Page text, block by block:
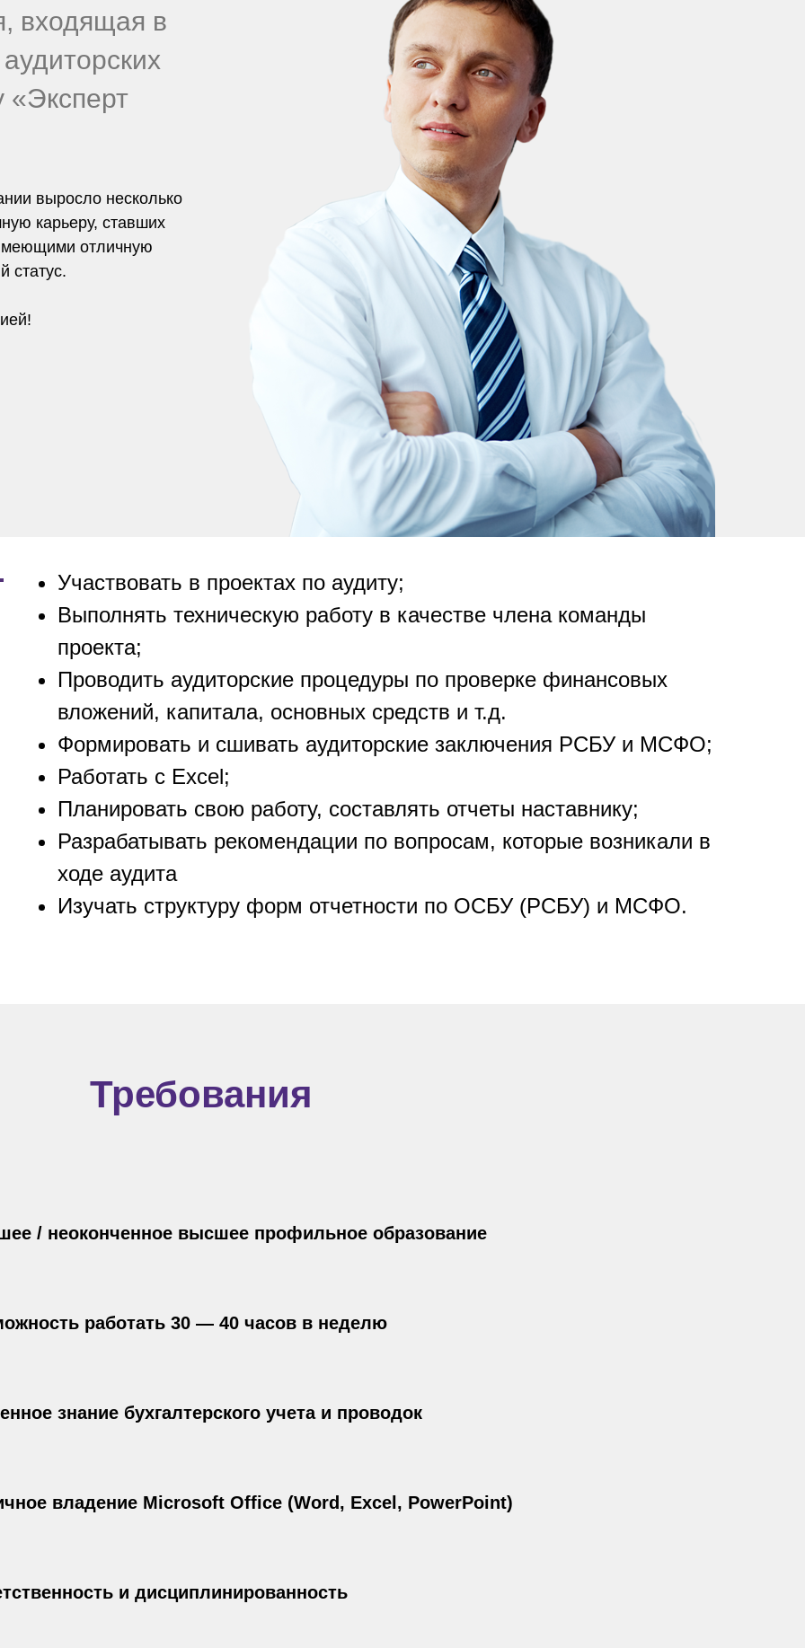
входящая в
«Эксперт
выросло несколько
карьеру, ставших
отличную
статус.
Участвовать в проектах по аудиту;
Выполнять техническую работу в качестве члена команды
проекта;
Проводить аудиторские процедуры по проверке финансовых
вложений, капитала, основных средств и т.д.
Формировать и сшивать аудиторские заключения РСБУ и МСФО;
Работать с Excel;
Планировать свою работу, составлять отчеты наставнику;
Разрабатывать рекомендации по вопросам, которые возникали в
ходе аудита
Изучать структуру форм отчетности по ОСБУ (РСБУ) и МСФО.
Требования
/ неоконченное высшее профильное образование
работать 30 — 40 часов в неделю
знание бухгалтерского учета и проводок
владение Microsoft Office (Word, Excel, PowerPoint)
и дисциплинированность